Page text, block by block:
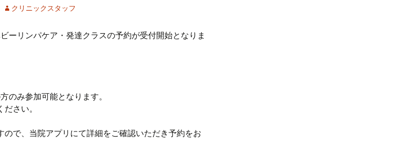
クリニックスタッフ
ーリンパケア・発達クラスの予約が受付開始となりま
のみ参加可能となります。
さい。
ので、当院アプリにて詳細をご確認いただき予約をお